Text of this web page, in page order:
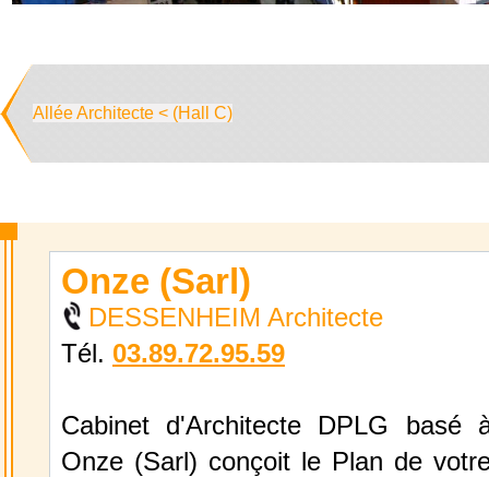
Allée Architecte < (Hall C)
Onze (Sarl)
DESSENHEIM Architecte
Tél. 03.89.72.95.59
Cabinet d'Architecte DPLG basé
Onze (Sarl) conçoit le Plan de